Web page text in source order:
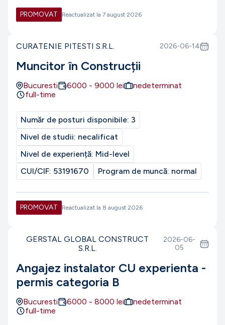
PROMOVAT Reactualizat la 7 august 2026
CURATENIE PITESTI S.R.L. 2026-06-14
Muncitor în Construcții
Bucuresti 6000 - 9000 lei
nedeterminat
full-time
Număr de posturi disponibile: 3
Nivel de studii: necalificat
Nivel de experiență: Mid-level
CUI/CIF: 53191670 Program de muncă: normal
PROMOVAT Reactualizat la 8 august 2026
GERSTAL GLOBAL CONSTRUCT
S.R.L.
2026-06-
05
Angajez instalator CU experienta -
permis categoria B
Bucuresti 6000 - 8000 lei
nedeterminat
full-time